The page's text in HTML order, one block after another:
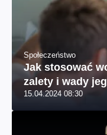
Społeczeństwo
Jak stosować
zalety i wady
15.04.2024 08:30